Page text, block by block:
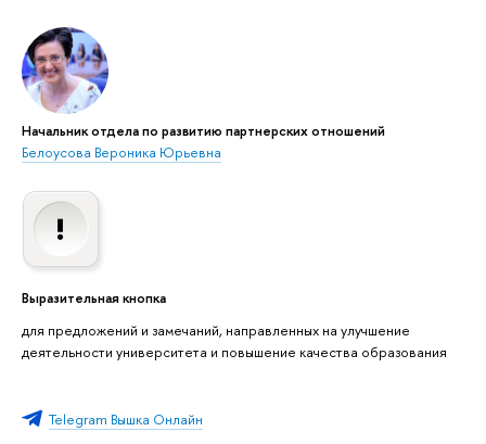
Начальник отдела по развитию партнерских отношений
Белоусова Вероника Юрьевна
Выразительная кнопка
для предложений и замечаний, направленных на улучшение
деятельности университета и повышение качества образования
Telegram Вышка Онлайн